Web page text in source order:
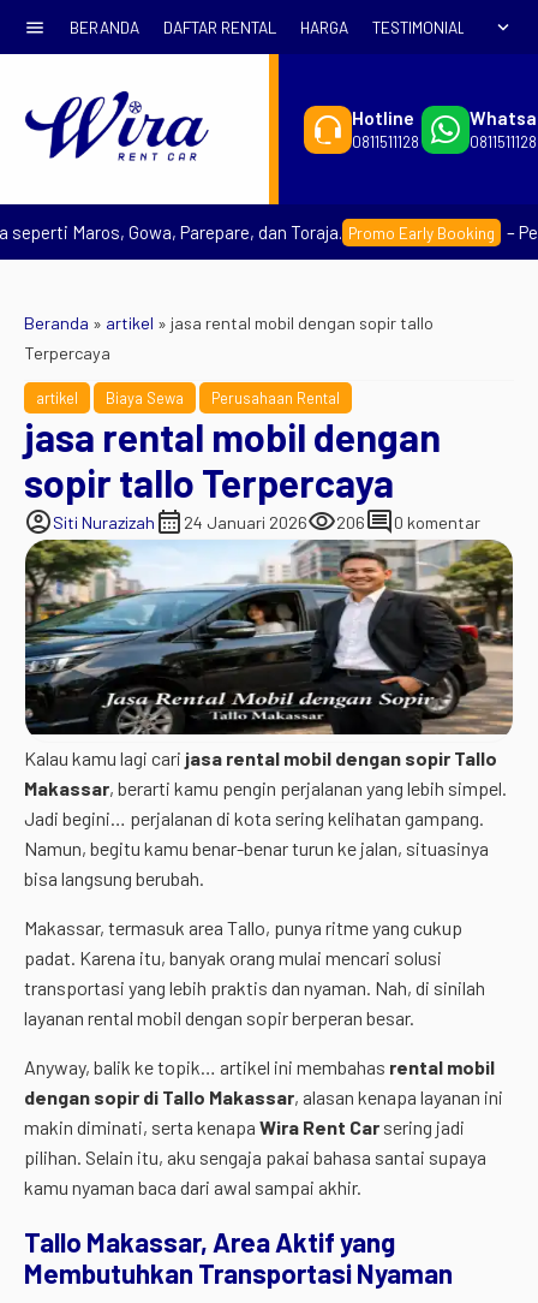
menu BERANDA DAFTAR RENTAL HARGA TESTIMONIAL expand_more
Hotline
0811511128 0811511128
Maros, Gowa, Parepare, dan Toraja. Promo Early Booking – Pesan
Beranda » artikel » jasa rental mobil dengan sopir tallo
Terpercaya
artikel Biaya Sewa Perusahaan Rental
jasa rental mobil dengan
sopir tallo Terpercaya
account_circleSiti Nurazizah calendar_month 24 Januari 2026visibility206comment0 komentar
Kalau kamu lagi cari jasa rental mobil dengan sopir Tallo
Makassar, berarti kamu pengin perjalanan yang lebih simpel.
Jadi begini… perjalanan di kota sering kelihatan gampang.
Namun, begitu kamu benar-benar turun ke jalan, situasinya
bisa langsung berubah.
Makassar, termasuk area Tallo, punya ritme yang cukup
padat. Karena itu, banyak orang mulai mencari solusi
transportasi yang lebih praktis dan nyaman. Nah, di sinilah
layanan rental mobil dengan sopir berperan besar.
Anyway, balik ke topik… artikel ini membahas rental mobil
dengan sopir di Tallo Makassar, alasan kenapa layanan ini
makin diminati, serta kenapa Wira Rent Car sering jadi
pilihan. Selain itu, aku sengaja pakai bahasa santai supaya
kamu nyaman baca dari awal sampai akhir.
Tallo Makassar, Area Aktif yang
Membutuhkan Transportasi Nyaman